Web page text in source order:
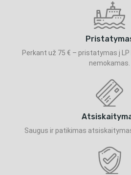
Perkant už 75 € – pristatymas į
nemokamas.
Saugus ir patikimas